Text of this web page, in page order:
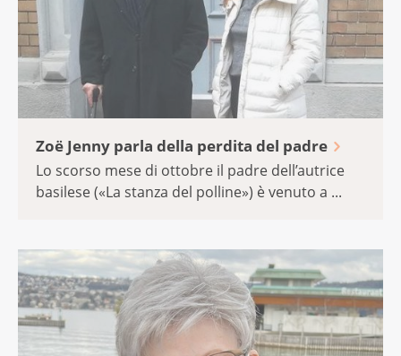
Zoë Jenny parla della perdita del padre
Lo scorso mese di ottobre il padre dell’autrice
basilese («La stanza del polline») è venuto a ...